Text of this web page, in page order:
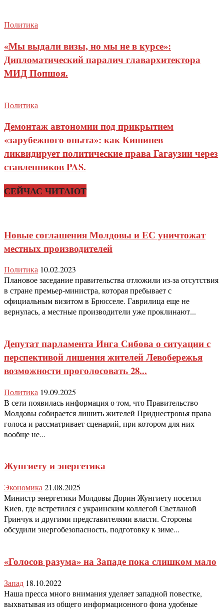
Политика
«Мы выдали визы, но мы не в курсе»:
Дипломатический паралич главархитектора
МИД Попшоя.
Политика
Демонтаж автономии под прикрытием
«зарубежного опыта»: как Кишинев
ликвидирует политические права Гагаузии через
ставленников PAS.
СЕЙЧАС ЧИТАЮТ
Новые соглашения Молдовы и ЕС уничтожат
местных производителей
Политика 10.02.2023
Плановое заседание правительства отложили из-за отсутствия
в стране премьер-министра, которая пребывает с
официальным визитом в Брюсселе. Гаврилица еще не
вернулась, а местные производители уже проклинают...
Депутат парламента Инга Сибова о ситуации с
перспективой лишения жителей Левобережья
возможности проголосовать 28...
Политика 19.09.2025
В сети появилась информация о том, что Правительство
Молдовы собирается лишить жителей Приднестровья права
голоса и рассматривает сценарий, при котором для них
вообще не...
Жунгиету и энергетика
Экономика 21.08.2025
Министр энергетики Молдовы Дорин Жунгиету посетил
Киев, где встретился с украинским коллегой Светланой
Гринчук и другими представителями власти. Стороны
обсудили энергобезопасность, подготовку к зиме...
«Голосов разума» на Западе пока слишком мало
Запад 18.10.2022
Наша пресса много внимания уделяет западной повестке,
выхватывая из общего информационного фона удобные